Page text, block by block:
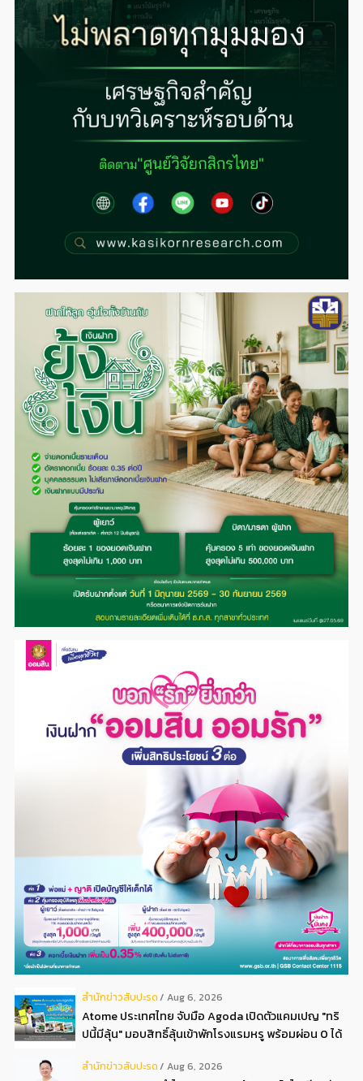
สํานักข่าวสับปะรด Aug 6, 2026
Atome ประเทศไทย จับมือ Agoda เปิดตัวแคมเปญ "ทริ
ปนี้มีลุ้น" มอบสิทธิ์ลุ้นเข้าพักโรงแรมหรู พร้อมผ่อน 0 ได้
สํานักข่าวสับปะรด Aug 6, 2026